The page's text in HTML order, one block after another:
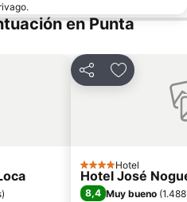
en Punta
)
CompartirAgregar a
4 Estrellas
Hotel
Hotel José
8,4 Muy bueno (